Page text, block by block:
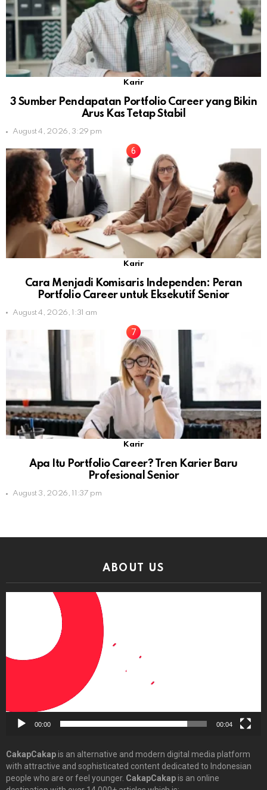
Karir
3 Sumber Pendapatan Portfolio Career yang Bikin
Arus Kas Tetap Stabil
August 4, 2026, 3:29 pm
Karir
Cara Menjadi Komisaris Independen: Peran
Portfolio Career untuk Eksekutif Senior
August 4, 2026, 1:31 am
Karir
Apa Itu Portfolio Career? Tren Karier Baru
Profesional Senior
August 3, 2026, 11:37 pm
ABOUT US
00:00 00:04
CakapCakapis an alternative and modern digital media platform
with attractive and sophisticated content dedicated to Indonesian
people who are or feel younger. CakapCakapis an online